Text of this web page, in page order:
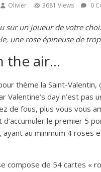
Olivier 3681 Views 0
sur un joueur de votre
une rose épineuse de
the air…
thème la Saint-
Valentine’s day n’est
de fous, plus vous vous
le premier 5
au minimum 4 roses
compose de 54 cartes «